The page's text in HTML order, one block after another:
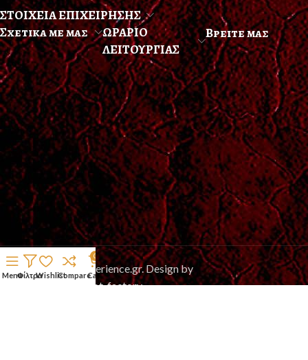
ΣΤΟΙΧΕΙΑ ΕΠΙΧΕΙΡΗΣΗΣ
Σχετικα με μας
ΩΡΑΡΙΟ
ΛΕΙΤΟΥΡΓΙΑΣ
Βρειτε μας
2025 © meteoraexperience.gr. Design by
Support_web_n_shoot_factory
MenuΦίλτραWishlistCompare
0
Cart